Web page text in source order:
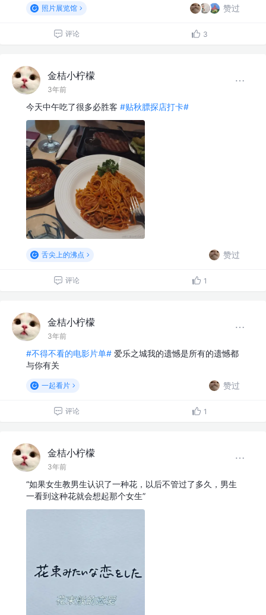
照片展览馆 赞过
评论 3
金桔小柠檬
3年前
今天中午吃了很多必胜客 #贴秋膘探店打卡#
舌尖上的沸点 赞过
评论 1
金桔小柠檬
3年前
#不得不看的电影片单# 爱乐之城我的遗憾是所有的遗憾都
与你有关
一起看片 赞过
评论 1
金桔小柠檬
3年前
“如果女生教男生认识了一种花，以后不管过了多久，男生
一看到这种花就会想起那个女生”